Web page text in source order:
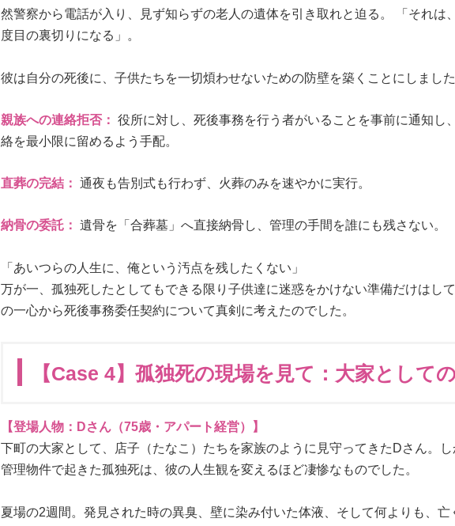
然警察から電話が入り、見ず知らずの老人の遺体を引き取れと迫る。 「それは
度目の裏切りになる」。
彼は自分の死後に、子供たちを一切煩わせないための防壁を築くことにしました
親族への連絡拒否： 役所に対し、死後事務を行う者がいることを事前に通知し
絡を最小限に留めるよう手配。
直葬の完結： 通夜も告別式も行わず、火葬のみを速やかに実行。
納骨の委託： 遺骨を「合葬墓」へ直接納骨し、管理の手間を誰にも残さない。
「あいつらの人生に、俺という汚点を残したくない」
万が一、孤独死したとしてもできる限り子供達に迷惑をかけない準備だけはし
の一心から死後事務委任契約について真剣に考えたのでした。
【Case 4】孤独死の現場を見て：大家として
【登場人物：Dさん（75歳・アパート経営）】
下町の大家として、店子（たなこ）たちを家族のように見守ってきたDさん。
管理物件で起きた孤独死は、彼の人生観を変えるほど凄惨なものでした。
夏場の2週間。発見された時の異臭、壁に染み付いた体液、そして何よりも、亡